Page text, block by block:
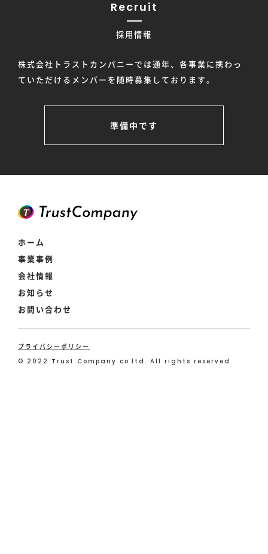
Recruit
採用情報
株式会社トラストカンパニーでは通年、各事業に携わっ
ていただけるメンバーを随時募集しております。
準備中です
ホーム
事業事例
会社情報
お知らせ
お問い合わせ
プライバシーポリシー
©︎ 2022 Trust Company co.ltd. All rights reserved.